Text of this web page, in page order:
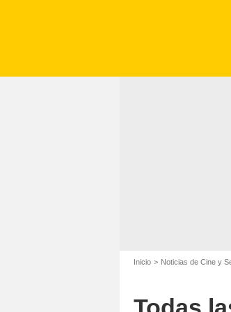
Inicio Noticias de Cine y